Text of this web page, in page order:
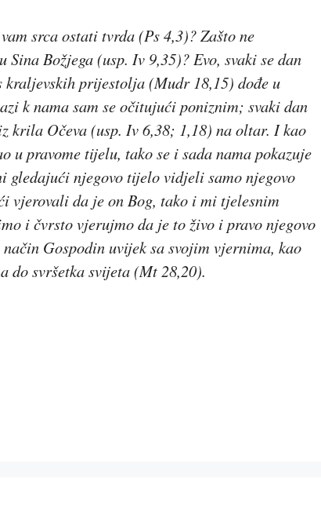
srca ostati tvrda(Ps 4,3)? Zašto ne
Sina Božjega(usp. Iv 9,35)? Evo, svaki se dan
kraljevskihprijestolja(Mudr 18,15) dođe u
k nama sam se očitujući poniznim; svaki dan
krila Očeva(usp. Iv 6,38; 1,18) na oltar. I kao
u pravome tijelu, tako se i sada nama pokazuje
gledajući njegovo tijelo vidjeli samo njegovo
vjerovali da je on Bog, tako i mi tjelesnim
i čvrsto vjerujmo da je to živo i pravo njegovo
Gospodin uvijek sa svojim vjernima, kao
do svršetka svijeta(Mt 28,20).